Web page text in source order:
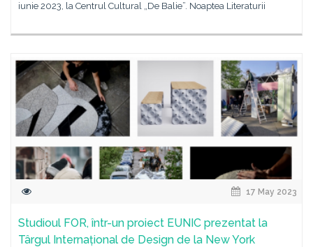
iunie 2023, la Centrul Cultural „De Balie”. Noaptea Literaturii
17 May 2023
Studioul FOR, într-un proiect EUNIC prezentat la
Târgul Internațional de Design de la New York